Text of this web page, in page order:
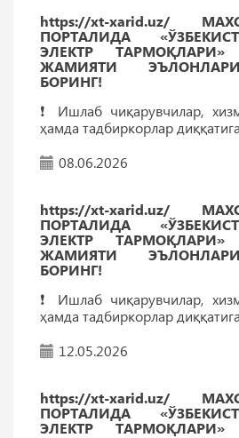
https://xt-xarid.uz/
ПОРТАЛИДА
ЭЛЕКТР ТАРМОҚЛАРИ»
ЖАМИЯТИ
БОРИНГ!
❗️ Ишлаб чиқарувчилар,
ҳамда тадбиркорлар
08.06.2026
https://xt-xarid.uz/
ПОРТАЛИДА
ЭЛЕКТР ТАРМОҚЛАРИ»
ЖАМИЯТИ
БОРИНГ!
❗️ Ишлаб чиқарувчилар,
ҳамда тадбиркорлар
12.05.2026
https://xt-xarid.uz/
ПОРТАЛИДА
ЭЛЕКТР ТАРМОҚЛАРИ»